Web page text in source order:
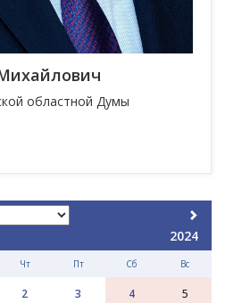
областной Думы
2024
Чт Пт Сб Вс
2 3 4 5